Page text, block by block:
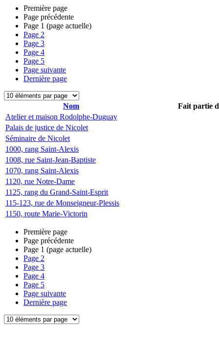
Première page
Page précédente
Page 1 (page actuelle)
Page 2
Page 3
Page 4
Page 5
Page suivante
Dernière page
Nom
Fait partie
Atelier et maison Rodolphe-Duguay
Palais de justice de Nicolet
Séminaire de Nicolet
1000, rang Saint-Alexis
1008, rue Saint-Jean-Baptiste
1070, rang Saint-Alexis
1120, rue Notre-Dame
1125, rang du Grand-Saint-Esprit
115-123, rue de Monseigneur-Plessis
1150, route Marie-Victorin
Première page
Page précédente
Page 1 (page actuelle)
Page 2
Page 3
Page 4
Page 5
Page suivante
Dernière page